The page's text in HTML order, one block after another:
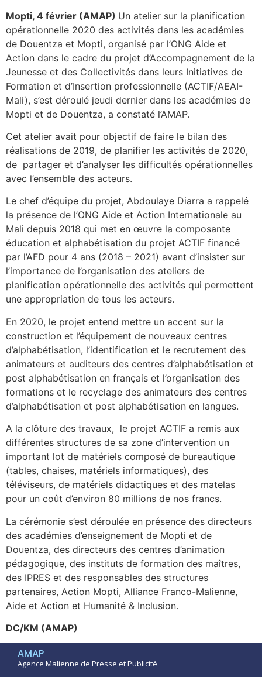
Mopti, 4 février (AMAP) Un atelier sur la planification
opérationnelle 2020 des activités dans les académies
de Douentza et Mopti, organisé par l’ONG Aide et
Action dans le cadre du projet d’Accompagnement de la
Jeunesse et des Collectivités dans leurs Initiatives de
Formation et d’Insertion professionnelle (ACTIF/AEAI-
Mali), s’est déroulé jeudi dernier dans les académies de
Mopti et de Douentza, a constaté l’AMAP.
Cet atelier avait pour objectif de faire le bilan des
réalisations de 2019, de planifier les activités de 2020,
de partager et d’analyser les difficultés opérationnelles
avec l’ensemble des acteurs.
Le chef d’équipe du projet, Abdoulaye Diarra a rappelé
la présence de l’ONG Aide et Action Internationale au
Mali depuis 2018 qui met en œuvre la composante
éducation et alphabétisation du projet ACTIF financé
par l’AFD pour 4 ans (2018 – 2021) avant d’insister sur
l’importance de l’organisation des ateliers de
planification opérationnelle des activités qui permettent
une appropriation de tous les acteurs.
En 2020, le projet entend mettre un accent sur la
construction et l’équipement de nouveaux centres
d’alphabétisation, l’identification et le recrutement des
animateurs et auditeurs des centres d’alphabétisation et
post alphabétisation en français et l’organisation des
formations et le recyclage des animateurs des centres
d’alphabétisation et post alphabétisation en langues.
A la clôture des travaux, le projet ACTIF a remis aux
différentes structures de sa zone d’intervention un
important lot de matériels composé de bureautique
(tables, chaises, matériels informatiques), des
téléviseurs, de matériels didactiques et des matelas
pour un coût d’environ 80 millions de nos francs.
La cérémonie s’est déroulée en présence des directeurs
des académies d’enseignement de Mopti et de
Douentza, des directeurs des centres d’animation
pédagogique, des instituts de formation des maîtres,
des IPRES et des responsables des structures
partenaires, Action Mopti, Alliance Franco-Malienne,
Aide et Action et Humanité & Inclusion.
DC/KM (AMAP)
AMAP
Agence Malienne de Presse et Publicité